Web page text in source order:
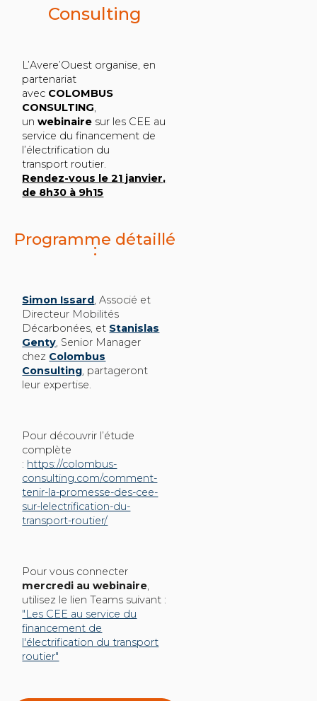
Consulting
L’Avere’Ouest organise, en
partenariat
avec COLOMBUS
CONSULTING,
unwebinaire sur les CEE au
service du financement de
l’électrification du
transport routier.
Rendez-vous le 21 janvier,
de 8h30 à 9h15
Programme détaillé
:
Simon Issard, Associé et
Directeur Mobilités
Décarbonées, et Stanislas
Genty, Senior Manager
chez Colombus
Consulting, partageront
leur expertise.
Pour découvrir l’étude
complète
: https://colombus-
consulting.com/comment-
tenir-la-promesse-des-cee-
sur-lelectrification-du-
transport-routier/
Pour vous connecter
mercredi au webinaire,
utilisez le lien Teams suivant :
"Les CEE au service du
financement de
l'électrification du transport
routier"